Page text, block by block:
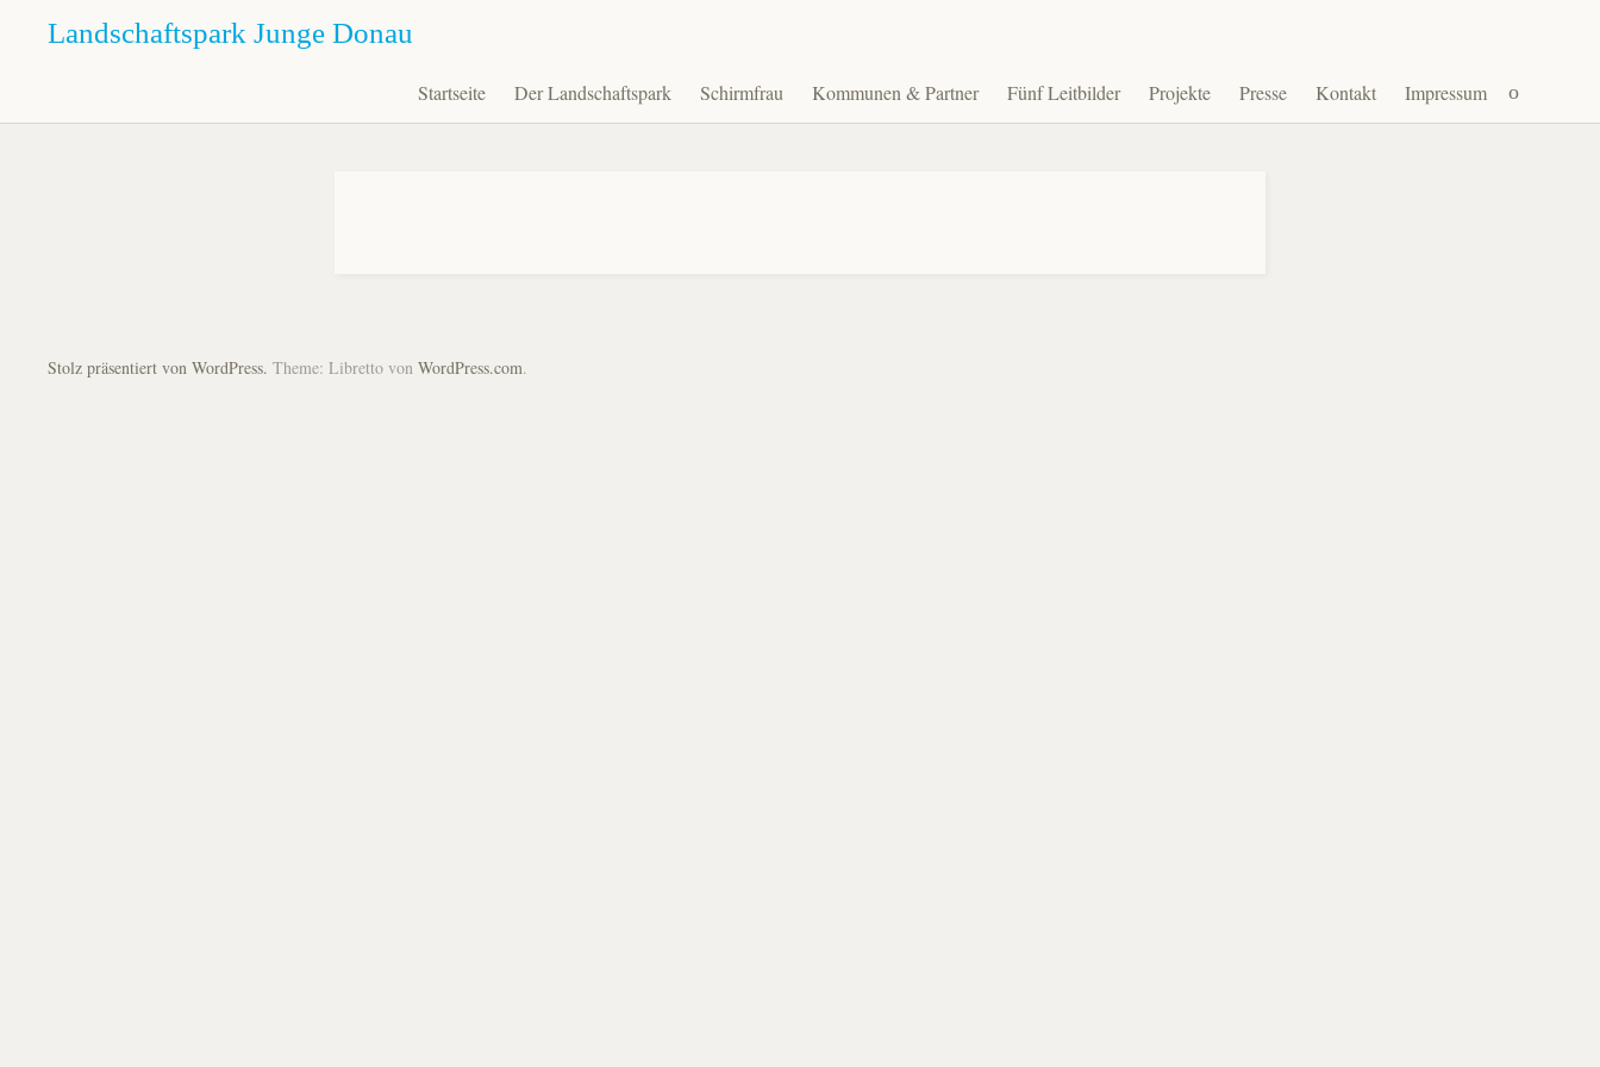
Landschaftspark Junge Donau
Zum
Inhalt
Startseite Der Landschaftspark Schirmfrau Kommunen & Partner Fünf Leitbilder Projekte Presse Kontakt Impressum
Suchen
nach:
Stolz präsentiert von WordPress. Theme: Libretto von WordPress.com.